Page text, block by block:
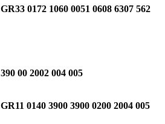
GR33 0172 1060 0051 0608 6307 562
390 00 2002 004 005
GR11 0140 3900 3900 0200 2004 005